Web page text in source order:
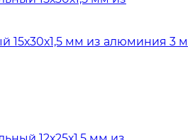
15х30х1,5 мм из алюминия 3 м